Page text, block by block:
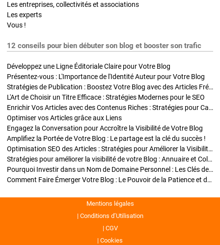
Les entreprises, collectivités et associations
Les experts
Vous !
12 conseils pour bien débuter son blog et booster son trafic
Développez une Ligne Éditoriale Claire pour Votre Blog
Présentez-vous : L'Importance de l'Identité Auteur pour Votre Blog
Stratégies de Publication : Boostez Votre Blog avec des Articles Fréquents et Exclusifs
L'Art de Choisir un Titre Efficace : Stratégies Modernes pour le SEO
Enrichir Vos Articles avec des Contenus Riches : Stratégies pour Captiver et Optimiser
Optimiser vos Articles grâce aux Liens
Engagez la Conversation pour Accroître la Visibilité de Votre Blog
Amplifiez la Portée de Votre Blog : Le partage est la clé du succès !
Optimisation SEO des Articles : Stratégies pour Améliorer la Visibilité de Votre Blog
Stratégies pour améliorer la visibilité de votre Blog : Annuaire et Collaborations
Pourquoi Investir dans un Nom de Domaine Personnel : Les Clés de la Réussite de Votre Blog
Comment Faire Émerger Votre Blog : Le Pouvoir de la Patience et de la Persévérance
Mentions légales
Conditions d’Utilisation
CGV
Cookies